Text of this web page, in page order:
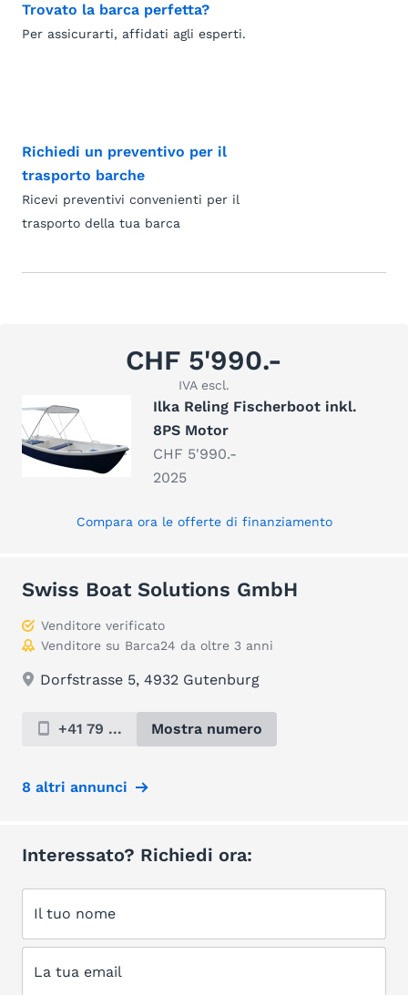
Trovato la barca perfetta?
Per assicurarti, affidati agli esperti.
Richiedi un preventivo per il
trasporto barche
Ricevi preventivi convenienti per il
trasporto della tua barca
CHF 5'990.-
IVA escl.
Ilka Reling Fischerboot inkl.
8PS Motor
CHF 5'990.-
2025
Compara ora le offerte di finanziamento
Swiss Boat Solutions GmbH
Venditore verificato
Venditore su Barca24 da oltre 3 anni
Dorfstrasse 5, 4932 Gutenburg
+41 79 ... Mostra numero
8 altri annunci
Interessato? Richiedi ora:
Il tuo nome
La tua email